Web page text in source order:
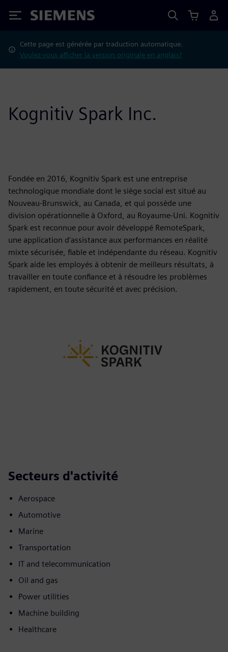
Siemens
Cette page est générée par traduction automatique.
Voulez-vous afficher la version originale en anglais?
Kognitiv Spark Inc.
Fondée en 2016, Kognitiv Spark est une entreprise
technologique mondiale dont le siège social est situé au
Nouveau-Brunswick, au Canada, et qui possède une
division opérationnelle à Oxford, au Royaume-Uni. Kognitiv
Spark est reconnue pour avoir développé RemoteSpark,
une application d'assistance aux performances en réalité
mixte sécurisée, fiable et indépendante du réseau. Kognitiv
Spark aide les employés à obtenir de meilleurs résultats, à
travailler en toute confiance et à résoudre les problèmes
rapidement, en toute sécurité et avec précision.
Secteurs d'activité
Aerospace
Automotive
Marine
Transportation
IT and telecommunication
Oil and gas
Power utilities
Machine building
Healthcare